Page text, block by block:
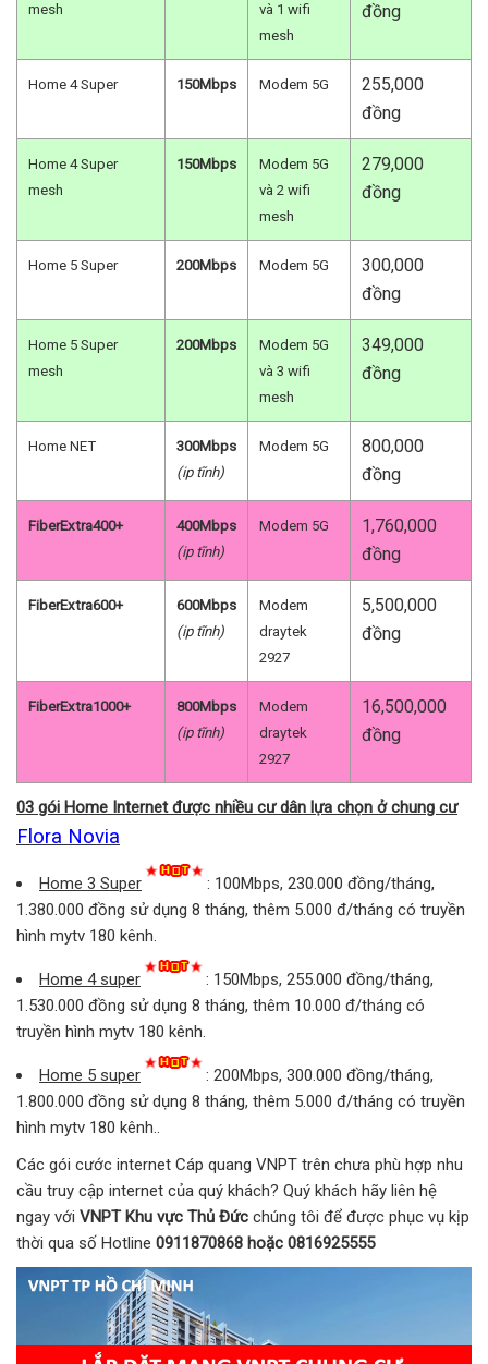
mesh
và 1 wifi
mesh
đồng
Home 4 Super 150Mbps Modem 5G
255,000
đồng
Home 4 Super
mesh
150Mbps
Modem 5G
và 2 wifi
mesh
279,000
đồng
Home 5 Super 200Mbps Modem 5G
300,000
đồng
Home 5 Super
mesh
200Mbps
Modem 5G
và 3 wifi
mesh
349,000
đồng
Home NET
300Mbps
(ip tĩnh)
Modem 5G
800,000
đồng
FiberExtra400+
400Mbps
(ip tĩnh)
Modem 5G
1,760,000
đồng
FiberExtra600+
600Mbps
(ip tĩnh)
Modem
draytek
2927
5,500,000
đồng
FiberExtra1000+
800Mbps
(ip tĩnh)
Modem
draytek
2927
16,500,000
đồng
03 gói Home Internet được nhiều cư dân lựa chọn ở chung cư
Flora Novia
Home 3 Super
: 100Mbps, 230.000 đồng/tháng,
1.380.000 đồng sử dụng 8 tháng, thêm 5.000 đ/tháng có truyền
hình mytv 180 kênh.
Home 4 super
: 150Mbps, 255.000 đồng/tháng,
1.530.000 đồng sử dụng 8 tháng, thêm 10.000 đ/tháng có
truyền hình mytv 180 kênh.
Home 5 super
: 200Mbps, 300.000 đồng/tháng,
1.800.000 đồng sử dụng 8 tháng, thêm 5.000 đ/tháng có truyền
hình mytv 180 kênh..
Các gói cước internet Cáp quang VNPT trên chưa phù hợp nhu
cầu truy cập internet của quý khách? Quý khách hãy liên hệ
ngay với VNPT Khu vực Thủ Đức chúng tôi để được phục vụ kịp
thời qua số Hotline 0911870868 hoặc 0816925555